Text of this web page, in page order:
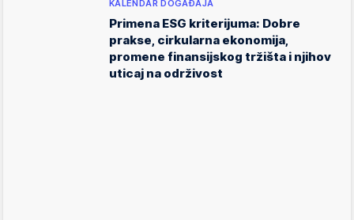
KALENDAR DOGAĐAJA
Primena ESG kriterijuma: Dobre
prakse, cirkularna ekonomija,
promene finansijskog tržišta i njihov
uticaj na održivost